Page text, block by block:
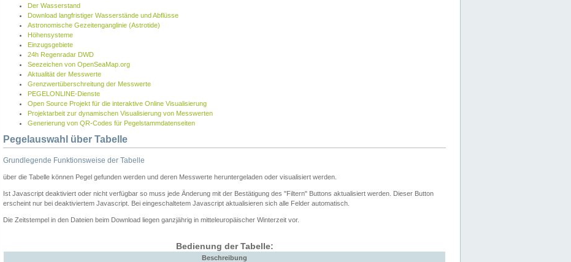
Der Wasserstand
Download langfristiger Wasserstände und Abflüsse
Astronomische Gezeitenganglinie (Astrotide)
Höhensysteme
Einzugsgebiete
24h Regenradar DWD
Seezeichen von OpenSeaMap.org
Aktualität der Messwerte
Grenzwertüberschreitung der Messwerte
PEGELONLINE-Dienste
Open Source Projekt für die interaktive Online Visualisierung
Projektarbeit zur dynamischen Visualisierung von Messwerten
Generierung von QR-Codes für Pegelstammdatenseiten
Pegelauswahl über Tabelle
Grundlegende Funktionsweise der Tabelle
über die Tabelle können Pegel gefunden werden und deren Messwerte heruntergeladen oder visualisiert werden.
Ist Javascript deaktiviert oder nicht verfügbar so muss jede Änderung mit der Bestätigung des "Filtern" Buttons aktualisiert werden. Dieser Button
erscheint nur bei deaktiviertem Javascript. Bei eingeschaltetem Javascript aktualisieren sich alle Felder automatisch.
Die Zeitstempel in den Dateien beim Download liegen ganzjährig in mitteleuropäischer Winterzeit vor.
Bedienung der Tabelle:
Beschreibung